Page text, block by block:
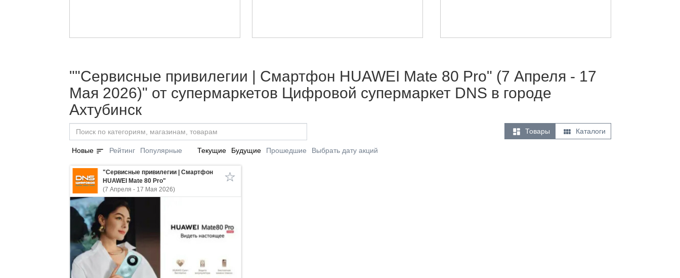
""Сервисные привилегии | Смартфон HUAWEI Mate 80 Pro" (7 Апреля - 17
Мая 2026)" от супермаркетов Цифровой супермаркет DNS в городе
Ахтубинск
 Товары  Каталоги
Новые sort Рейтинг Популярные Текущие Будущие Прошедшие Выбрать дату акций
"Сервисные привилегии | Смартфон
HUAWEI Mate 80 Pro"
(7 Апреля - 17 Мая 2026)